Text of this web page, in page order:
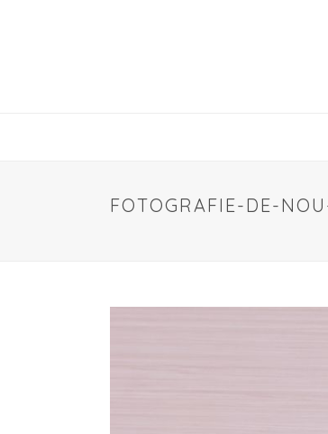
FOTOGRAFIE-DE-